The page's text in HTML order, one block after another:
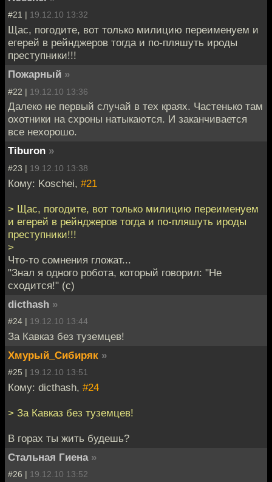
#21 | 19.12.10 13:32
Щас, погодите, вот только милицию переименуем и
егерей в рейнджеров тогда и по-пляшуть ироды
преступники!!!
Пожарный »
#22 | 19.12.10 13:36
Далеко не первый случай в тех краях. Частенько там
охотники на схроны натыкаются. И заканчивается
все нехорошо.
Tiburon »
#23 | 19.12.10 13:38
Кому: Koschei, #21
> Щас, погодите, вот только милицию переименуем
и егерей в рейнджеров тогда и по-пляшуть ироды
преступники!!!
>
Что-то сомнения гложат...
"Знал я одного робота, который говорил: "Не
сходится!" (с)
dicthash »
#24 | 19.12.10 13:44
За Кавказ без туземцев!
Хмурый_Сибиряк »
#25 | 19.12.10 13:51
Кому: dicthash, #24
> За Кавказ без туземцев!
В горах ты жить будешь?
Стальная Гиена »
#26 | 19.12.10 13:52